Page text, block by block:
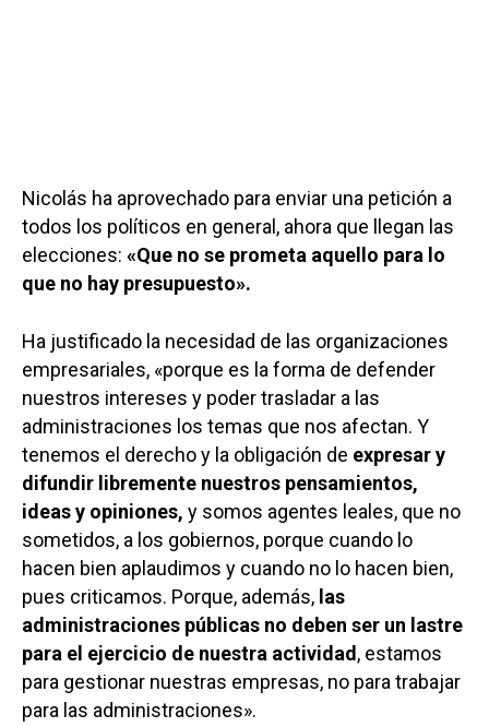
Nicolás ha aprovechado para enviar una petición a
todos los políticos en general, ahora que llegan las
elecciones: «Que no se prometa aquello para lo
que no hay presupuesto».
Ha justificado la necesidad de las organizaciones
empresariales, «porque es la forma de defender
nuestros intereses y poder trasladar a las
administraciones los temas que nos afectan. Y
tenemos el derecho y la obligación de expresar y
difundir libremente nuestros pensamientos,
ideas y opiniones, y somos agentes leales, que no
sometidos, a los gobiernos, porque cuando lo
hacen bien aplaudimos y cuando no lo hacen bien,
pues criticamos. Porque, además, las
administraciones públicas no deben ser un lastre
para el ejercicio de nuestra actividad, estamos
para gestionar nuestras empresas, no para trabajar
para las administraciones».